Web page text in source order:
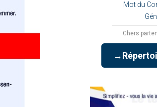
Mot du
Chers